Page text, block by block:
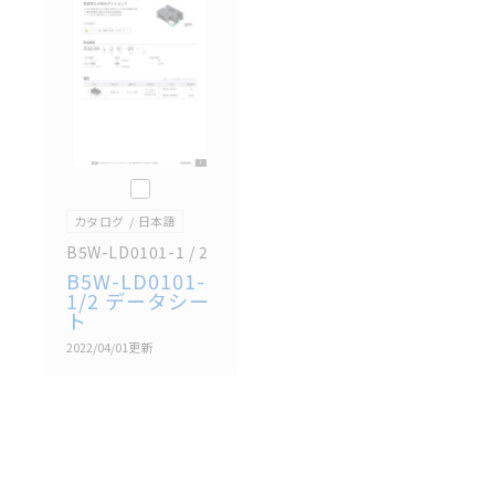
記載されているサービス内容や連絡先等は作成当時の
ものであり、変更・改定させていただいている可能性
があります。改めて当サイトの掲載内容をご確認のう
え、ご用命下さいますようお願いいたします。
このカタログを選択
カタログ 日本語
B5W-LD0101-1 / 2
B5W-LD0101-
1/2 データシー
ト
2022/04/01更新